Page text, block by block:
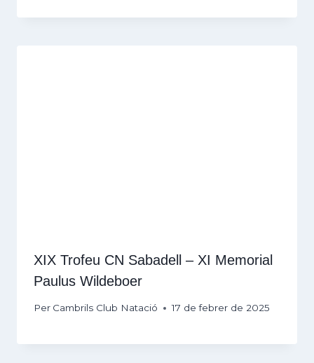
XIX Trofeu CN Sabadell – XI Memorial
Paulus Wildeboer
Per Cambrils Club Natació 17 de febrer de 2025